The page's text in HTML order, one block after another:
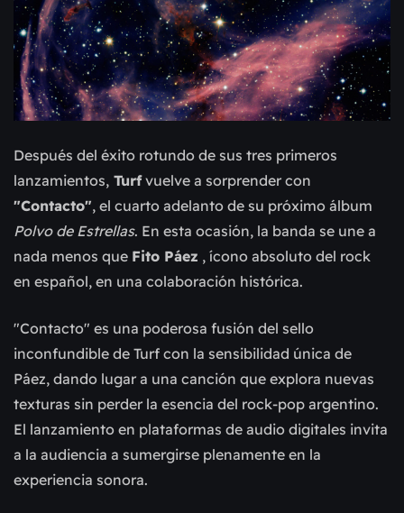
Después del éxito rotundo de sus tres primeros
lanzamientos, Turfvuelve a sorprender con
"Contacto", el cuarto adelanto de su próximo álbum
Polvo de Estrellas. En esta ocasión, la banda se une a
nada menos que Fito Páez , ícono absoluto del rock
en español, en una colaboración histórica.
"Contacto" es una poderosa fusión del sello
inconfundible de Turf con la sensibilidad única de
Páez, dando lugar a una canción que explora nuevas
texturas sin perder la esencia del rock-pop argentino.
El lanzamiento en plataformas de audio digitales invita
a la audiencia a sumergirse plenamente en la
experiencia sonora.